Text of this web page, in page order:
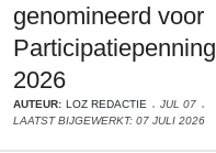
genomineerd voor
Participatiepenning
2026
AUTEUR: LOZ REDACTIE
JUL 07
LAATST BIJGEWERKT: 07 JULI 2026